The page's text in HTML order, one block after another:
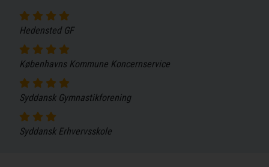
Hedensted GF
Københavns Kommune Koncernservice
Syddansk Gymnastikforening
Syddansk Erhvervsskole